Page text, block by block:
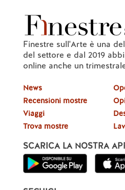
Finestre sull'Arte è una
del settore e dal 2019
online anche un
News
Recensioni mostre
Viaggi
Trova mostre
SCARICA LA NOSTRA